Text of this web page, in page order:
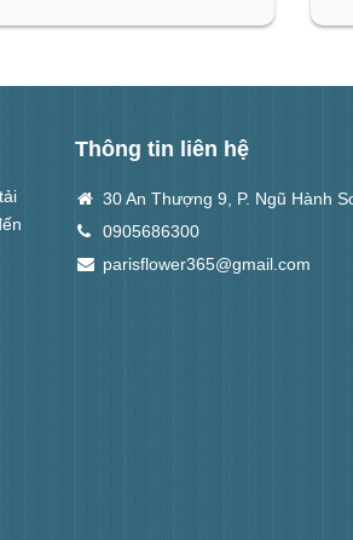
Thông tin liên hệ
30 An Thượng 9, P. Ngũ Hành
0905686300
parisflower365@gmail.com